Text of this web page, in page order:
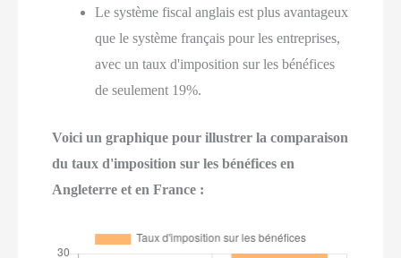
Le système fiscal anglais est plus avantageux
que le système français pour les entreprises,
avec un taux d'imposition sur les bénéfices
de seulement 19%.
Voici un graphique pour illustrer la comparaison
du taux d'imposition sur les bénéfices en
Angleterre et en France :